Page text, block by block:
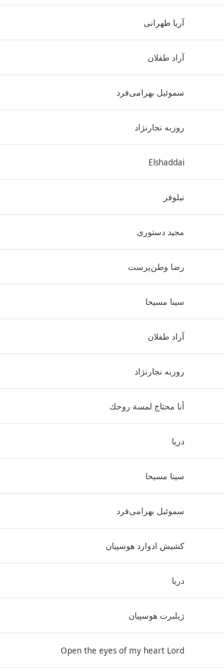
آریا طهرانی
آراد طفلان
سموئیل بهرامی‌فرد
روزبه نجارنژاد
Elshaddai
نیلوفر
مجید دستوری
رضا وطن‌پرست
سینا مسیحا
آراد طفلان
روزبه نجارنژاد
أنا محتاج لمسة روحك
دریا
سینا مسیحا
سموئیل بهرامی‌فرد
کشیش ادوارد هوسپیان
دریا
ژیلبرت هوسپیان
Open the eyes of my heart Lord